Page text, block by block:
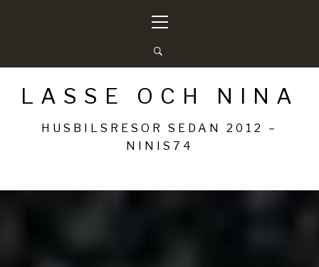
meny
LASSE OCH NINA
HUSBILSRESOR SEDAN 2012 –
NINIS74